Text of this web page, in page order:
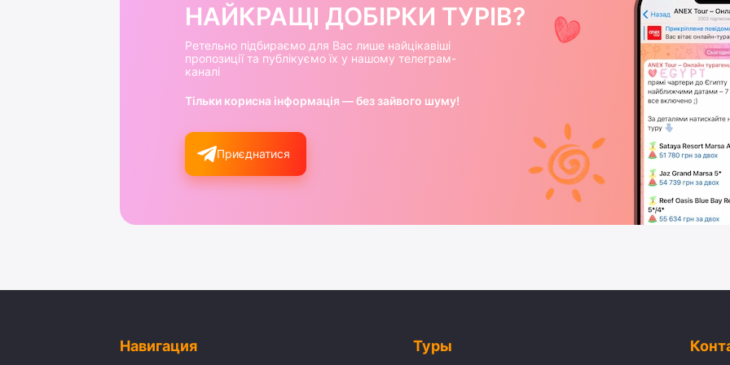
НАЙКРАЩІ ДОБІРКИ ТУРІВ?
Ретельно підбираємо для Вас лише найцікавіші
пропозиції та публікуємо їх у нашому телеграм-
каналі
Тільки корисна інформація — без зайвого шуму!
Приєднатися
Навигация Туры